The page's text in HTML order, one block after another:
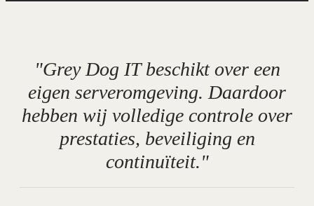
"Grey Dog IT beschikt over een
eigen serveromgeving. Daardoor
hebben wij volledige controle over
prestaties, beveiliging en
continuïteit."